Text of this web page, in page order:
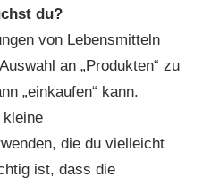
du?
von Lebensmitteln
an „Produkten“ zu
„einkaufen“ kann.
die du vielleicht
ist, dass die